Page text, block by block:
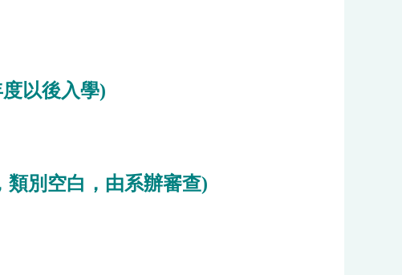
以後入學)
類別空白，由系辦審查)